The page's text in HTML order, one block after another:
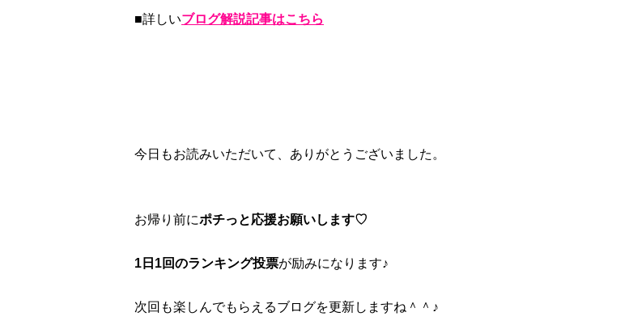
■詳しいブログ解説記事はこちら
今日もお読みいただいて、ありがとうございました。
お帰り前にポチっと応援お願いします♡
1日1回のランキング投票が励みになります♪
次回も楽しんでもらえるブログを更新しますね＾＾♪